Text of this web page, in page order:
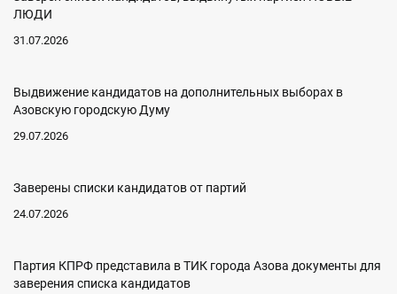
ЛЮДИ
31.07.2026
Выдвижение кандидатов на дополнительных выборах в
Азовскую городскую Думу
29.07.2026
Заверены списки кандидатов от партий
24.07.2026
Партия КПРФ представила в ТИК города Азова документы для
заверения списка кандидатов